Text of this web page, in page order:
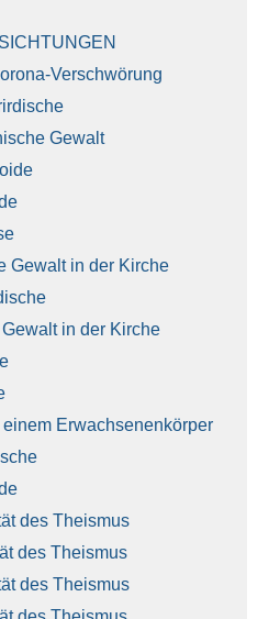
Ver­schwö­rung
Gewalt
Gewalt in der Kir­che
in der Kir­che
einem Erwach­se­nen­kör­per
des The­is­mus
des The­is­mus
des The­is­mus